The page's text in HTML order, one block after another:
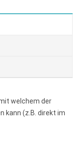
welchem der
kann (z.B. direkt im